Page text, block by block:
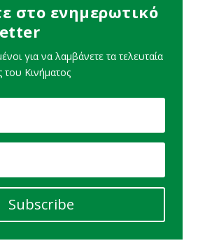
στο ενημερωτικό
για να λαμβάνετε τα τελευταία
του Κινήματος
Subscribe